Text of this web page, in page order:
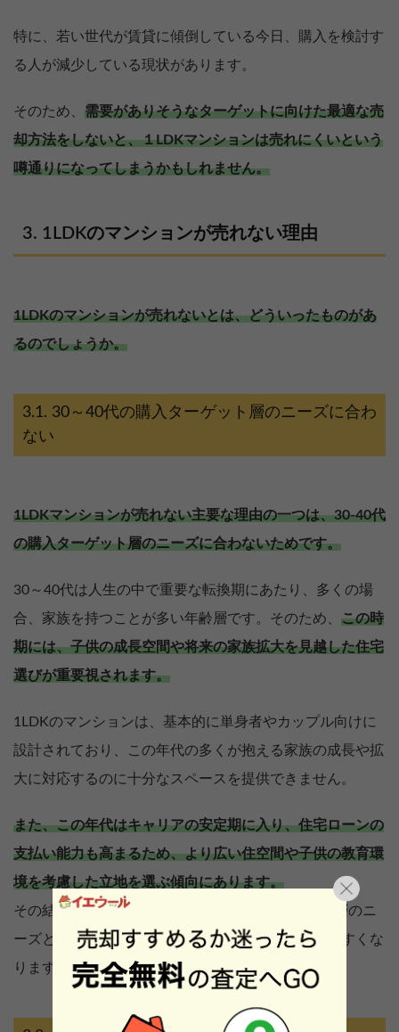
特に、若い世代が賃貸に傾倒している今日、購入を検討す
る人が減少している現状があります。
そのため、 需要がありそうなターゲットに向けた最適な売
却方法をしないと、１LDKマンションは売れにくいという
噂通りになってしまうかもしれません。
1LDKのマンションが売れない理由
1LDKのマンションが売れないとは、どういったものがあ
るのでしょうか。
30～40代の購入ターゲット層のニーズに合わ
ない
1LDKマンションが売れない主要な理由の一つは、30-40代
の購入ターゲット層のニーズに合わないためです。
30～40代は人生の中で重要な転換期にあたり、多くの場
合、家族を持つことが多い年齢層です。そのため、 この時
期には、子供の成長空間や将来の家族拡大を見越した住宅
選びが重要視されます。
1LDKのマンションは、基本的に単身者やカップル向けに
設計されており、この年代の多くが抱える家族の成長や拡
大に対応するのに十分なスペースを提供できません。
また、この年代はキャリアの安定期に入り、住宅ローンの
支払い能力も高まるため、より広い住空間や子供の教育環
境を考慮した立地を選ぶ傾向にあります。
その結果、1LDKのマンションは、このターゲット層のニ
ーズとは大きく乖離しており、購入候補から外れやすくな
ります。